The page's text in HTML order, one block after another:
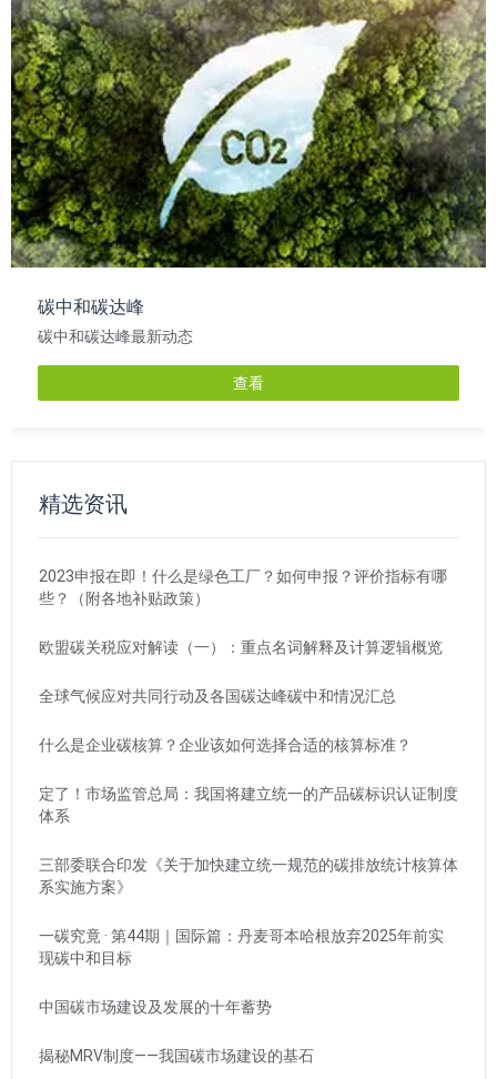
碳中和碳达峰
碳中和碳达峰最新动态
查看
精选资讯
2023申报在即！什么是绿色工厂？如何申报？评价指标有哪
些？（附各地补贴政策）
欧盟碳关税应对解读（一）：重点名词解释及计算逻辑概览
全球气候应对共同行动及各国碳达峰碳中和情况汇总
什么是企业碳核算？企业该如何选择合适的核算标准？
定了！市场监管总局：我国将建立统一的产品碳标识认证制度
体系
三部委联合印发《关于加快建立统一规范的碳排放统计核算体
系实施方案》
一碳究竟 · 第44期｜国际篇：丹麦哥本哈根放弃2025年前实
现碳中和目标
中国碳市场建设及发展的十年蓄势
揭秘MRV制度——我国碳市场建设的基石